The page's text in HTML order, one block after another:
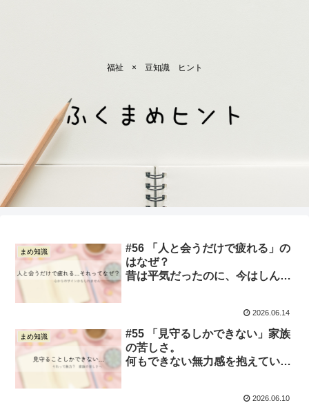
福祉 × 豆知識 ヒント
まめ知識
#56 「人と会うだけで疲れる」の
はなぜ？
昔は平気だったのに、今はしんど
2026.06.14
まめ知識
#55 「見守るしかできない」家族
の苦しさ。
何もできない無力感を抱えている
2026.06.10